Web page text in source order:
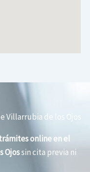
Villarrubia de los Ojos
online en el
Ojossin cita previa ni